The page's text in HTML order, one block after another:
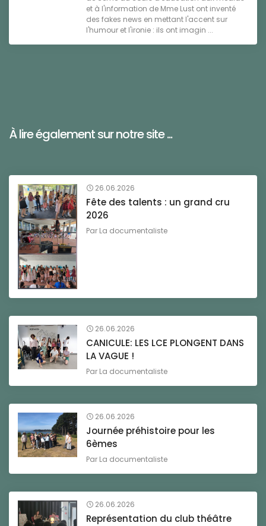
et à l'information de Mme Lust ont inventé
des fakes news en mettant l'accent sur
l'humour et l'ironie : ils ont imagin ...
À lire également sur notre site ...
26.06.2026
Fête des talents : un grand cru
2026
Par La documentaliste
26.06.2026
CANICULE: LES LCE PLONGENT DANS
LA VAGUE !
Par La documentaliste
26.06.2026
Journée préhistoire pour les
6èmes
Par La documentaliste
26.06.2026
Représentation du club théâtre